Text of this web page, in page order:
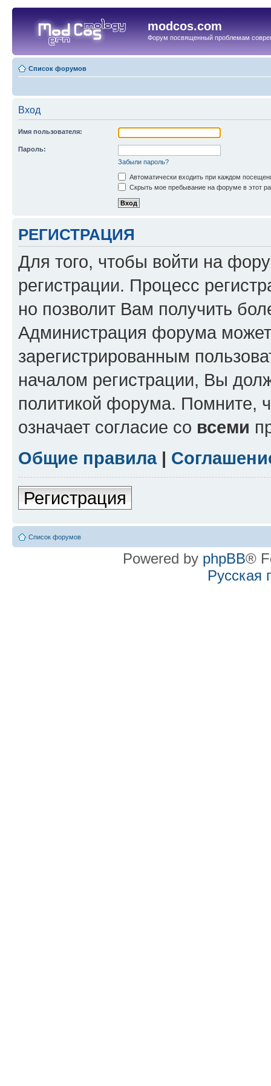
modcos.com
Форум посвященный проблемам
Список форумов
Вход
Имя пользователя:
Пароль:
Забыли пароль?
Автоматически входить при каждом
Скрыть мое пребывание на форуме в этот
РЕГИСТРАЦИЯ
Для того, чтобы войти на
регистрации. Процесс
но позволит Вам получить
Администрация форума может
зарегистрированным
началом регистрации, Вы
политикой форума. Помните,
означает согласие со всеми
Общие правила|
Регистрация
Список форумов
Powered by phpBB®
Русская